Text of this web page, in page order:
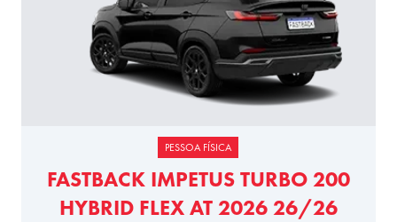
PESSOA FÍSICA
FASTBACK IMPETUS TURBO 200
HYBRID FLEX AT 2026 26/26